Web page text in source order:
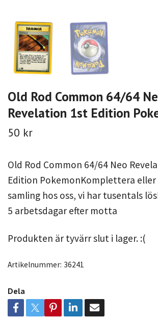
Old Rod Common 64/64
Revelation 1st Edition
50 kr
Old Rod Common 64/64 Neo
Edition PokemonKomplettera
samling hos oss, vi har tusentals
5 arbetsdagar efter motta
Produkten är tyvärr slut i lager. :(
Artikelnummer: 36241
Dela